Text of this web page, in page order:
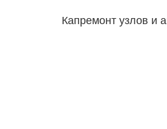
Капремонт узлов и